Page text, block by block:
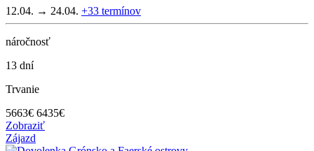
12.04. → 24.04. +33 termínov
náročnosť
13 dní
Trvanie
5663€ 6435€
Zobraziť
Zájazd